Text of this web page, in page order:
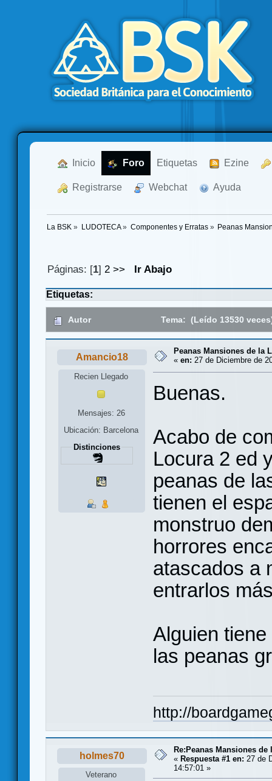
Inicio Foro Etiquetas Ezine
Registrarse Webchat Ayuda
La BSK » LUDOTECA» Componentes y Erratas» Peanas
Páginas: [1]2 >> Ir Abajo
Etiquetas:
Autor Tema: (Leído 13530
Amancio18
Recien Llegado
Mensajes: 26
Ubicación: Barcelona
Distinciones
Peanas Mansiones de la
« en: 27 de Diciembre de
Buenas.
Acabo de
Locura 2 ed
peanas de
tienen el
monstruo
horrores
atascados a
entrarlos
Alguien
las peanas
http://
holmes70
Veterano
Re:Peanas Mansiones de
« Respuesta #1 en: 27 de
14:57:01 »